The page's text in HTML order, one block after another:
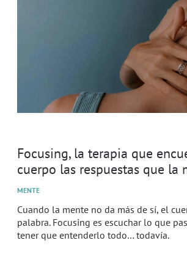
Focusing, la terapia que
cuerpo las respuestas que la
MENTE
Cuando la mente no da más de sí, el
palabra. Focusing es escuchar lo que
tener que entenderlo todo… todavía.